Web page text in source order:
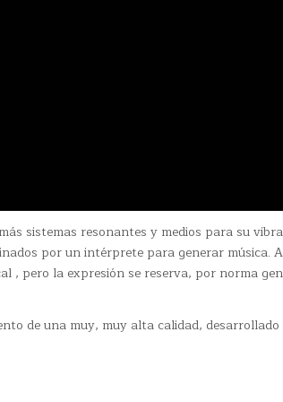
sistemas resonantes y medios para su
por un intérprete para generar música.
, pero la expresión se reserva, por norma
de una muy, muy alta calidad,